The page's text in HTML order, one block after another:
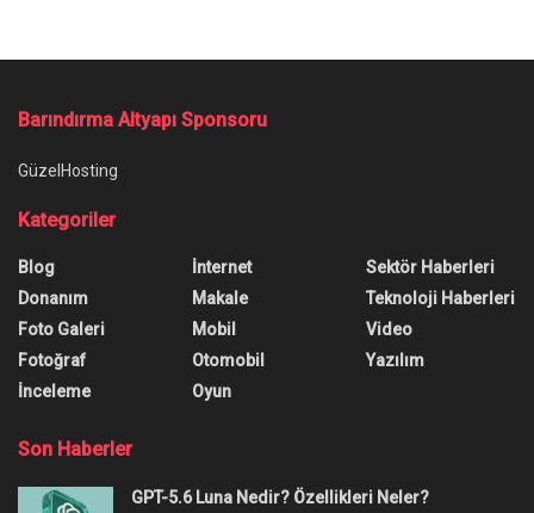
Barındırma Altyapı Sponsoru
GüzelHosting
Kategoriler
Blog
Donanım
Foto Galeri
Fotoğraf
İnceleme
İnternet
Makale
Mobil
Otomobil
Oyun
Sektör Haberleri
Teknoloji Haberleri
Video
Yazılım
Son Haberler
GPT-5.6 Luna Nedir? Özellikleri Neler?